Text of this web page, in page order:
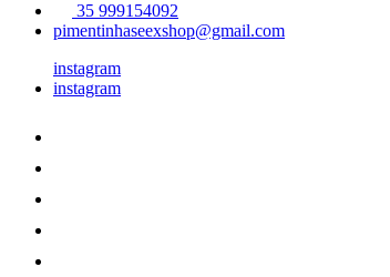
35 999154092
pimentinhaseexshop@gmail.com
instagram
instagram